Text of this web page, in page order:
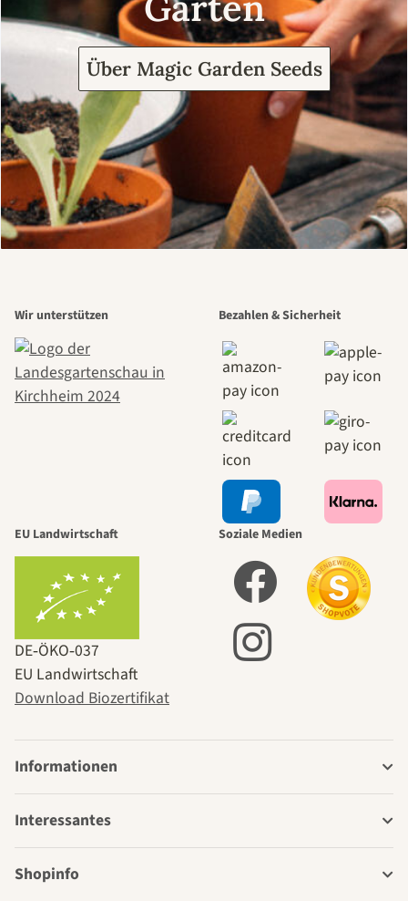
Über Magic Garden Seeds
Wir unterstützen Bezahlen & Sicherheit
EU Landwirtschaft
DE‑ÖKO‑037
EU Landwirtschaft
Download Biozertifikat
Soziale Medien
Informationen
Interessantes
Shopinfo